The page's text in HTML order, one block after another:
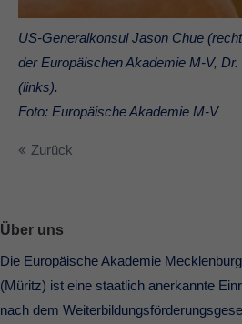
US-Generalkonsul Jason Chue
der Europäischen Akademie M-V,
(links).
Foto: Europäische Akademie M-V
Zurück
Über uns
Die Europäische Akademie
(Müritz) ist eine staatlich anerkannte
nach dem